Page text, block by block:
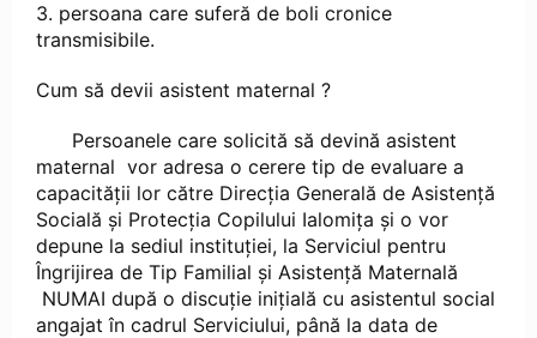
3. persoana care suferă de boli cronice
transmisibile.
Cum să devii asistent maternal ?
Persoanele care solicită să devină asistent
maternal vor adresa o cerere tip de evaluare a
capacităţii lor către Direcţia Generală de Asistenţă
Socială şi Protecţia Copilului Ialomița şi o vor
depune la sediul instituţiei, la Serviciul pentru
Îngrijirea de Tip Familial și Asistență Maternală
NUMAI după o discuţie iniţială cu asistentul social
angajat în cadrul Serviciului, până la data de